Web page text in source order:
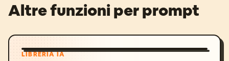
Altre funzioni per prompt
LIBRERIA IA